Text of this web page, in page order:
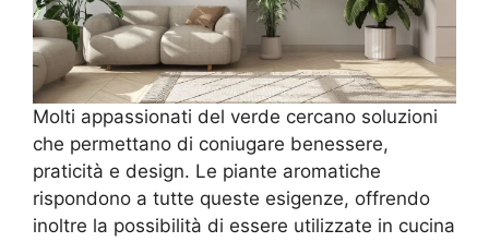
Molti appassionati del verde cercano soluzioni
che permettano di coniugare benessere,
praticità e design. Le piante aromatiche
rispondono a tutte queste esigenze, offrendo
inoltre la possibilità di essere utilizzate in cucina